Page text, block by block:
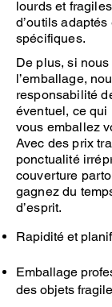
lourds et
d’outils
spécifiques.
De plus, si
l’emballage,
responsabilité
éventuel, ce qui
vous emballez
Avec des prix
ponctualité
couverture
gagnez du
d’esprit.
Rapidité et
Emballage
des objets